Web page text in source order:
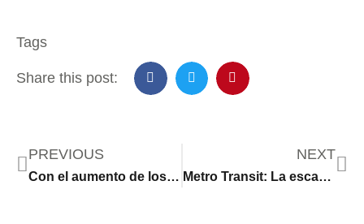
Tags
Share this post:
PREVIOUS
Con el aumento de los casos de gripe, los hospitales se preparan para el impacto
NEXT
Metro Transit: La escasez de conductores y el COVID afectan al servicio de autobuses y trenes ligeros